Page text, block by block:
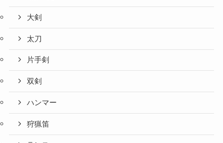
大剣
太刀
片手剣
双剣
ハンマー
狩猟笛